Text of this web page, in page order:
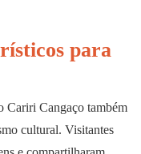
para
Cariri Cangaço também
cultural. Visitantes